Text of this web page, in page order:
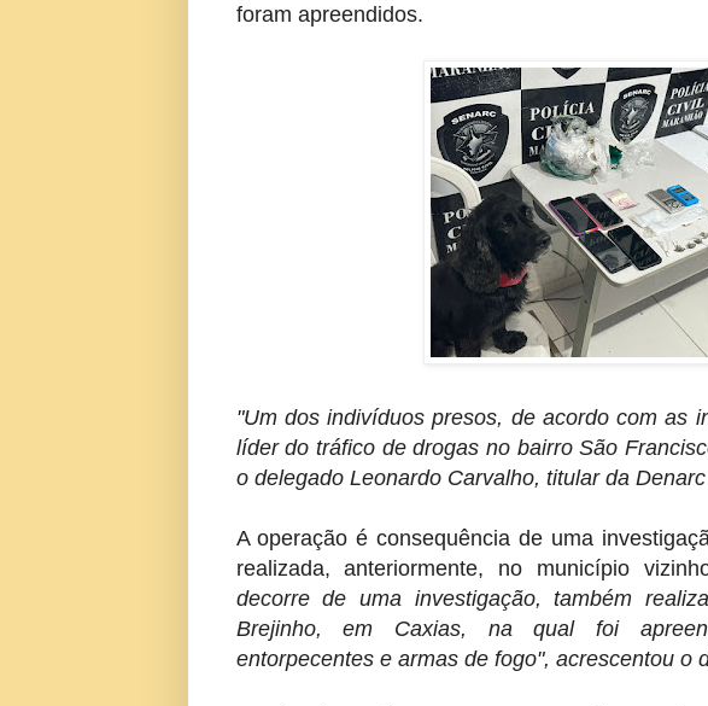
foram apreendidos.
"Um dos indivíduos presos, de acordo com as
líder do tráfico de drogas no bairro São
o delegado Leonardo Carvalho, titular da
A operação é consequência de uma
realizada, anteriormente, no município
decorre de uma investigação, também
Brejinho, em Caxias, na qual foi
entorpecentes e armas de fogo", acrescentou o